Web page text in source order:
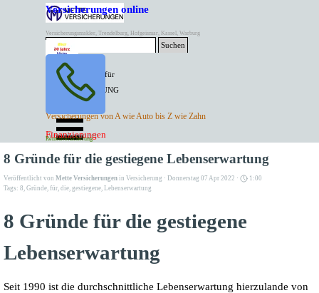
Direkt zum Seiteninhalt
Versicherungen online
Versicherungsmakler, Trendelburg, Hofgeismar, Kassel, Warburg
BESTER PREIS für
SPITZEN LEISTUNG
ANGEBOTE
Versicherungen von A wie Auto bis Z wie Zahn
Kontakt Tel. 05671/7799991
Mette Versicherungen
Suchen
Versicherungen
Finanzierungen
Rentenversicherung
Menü überspringen
8 Gründe für die gestiegene Lebenserwartung
Veröffentlicht von Mette Versicherungen in Versicherung · Donnerstag 07 Apr 2022 ·
1:00
Tags: 8, Gründe, für, die, gestiegene, Lebenserwartung
8 Gründe für die gestiegene
Lebenserwartung
Seit 1990 ist die durchschnittliche Lebenserwartung hierzulande von